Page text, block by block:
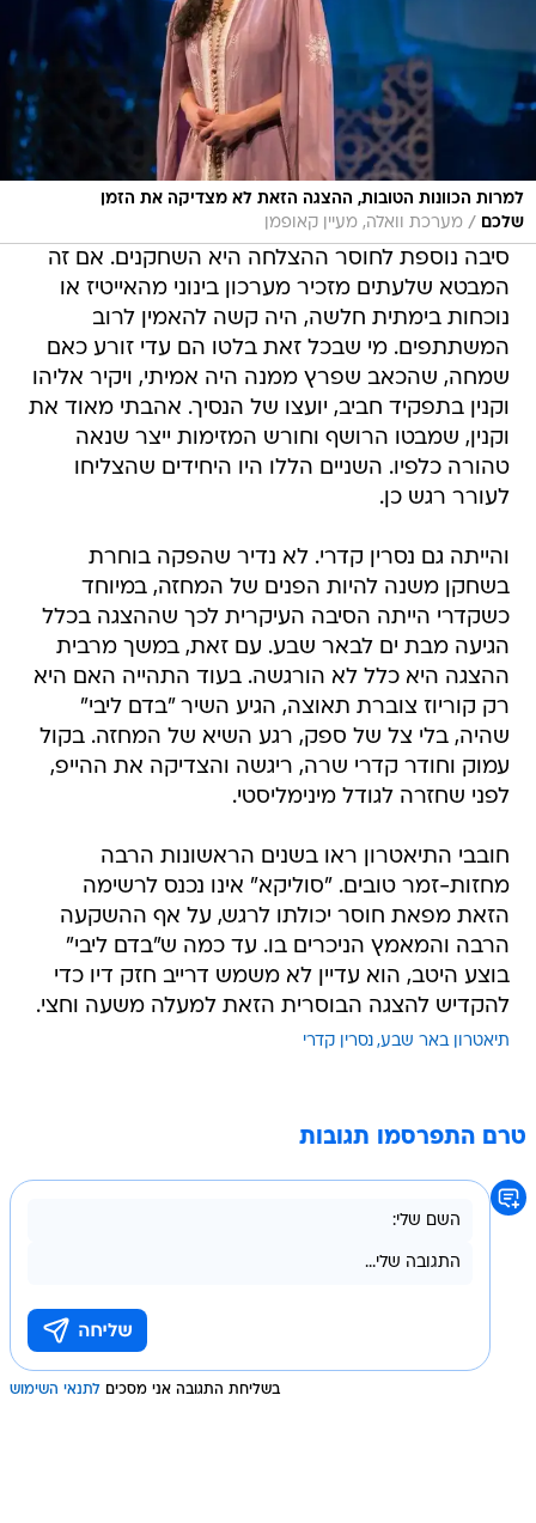
למרות הכוונות הטובות, ההצגה הזאת לא מצדיקה את הזמן
שלכם
/ מערכת וואלה, מעיין קאופמן
סיבה נוספת לחוסר ההצלחה היא השחקנים. אם זה
המבטא שלעתים מזכיר מערכון בינוני מהאייטיז או
נוכחות בימתית חלשה, היה קשה להאמין לרוב
המשתתפים. מי שבכל זאת בלטו הם עדי זורע כאם
שמחה, שהכאב שפרץ ממנה היה אמיתי, ויקיר אליהו
וקנין בתפקיד חביב, יועצו של הנסיך. אהבתי מאוד את
וקנין, שמבטו הרושף וחורש המזימות ייצר שנאה
טהורה כלפיו. השניים הללו היו היחידים שהצליחו
לעורר רגש כן.
והייתה גם נסרין קדרי. לא נדיר שהפקה בוחרת
בשחקן משנה להיות הפנים של המחזה, במיוחד
כשקדרי הייתה הסיבה העיקרית לכך שההצגה בכלל
הגיעה מבת ים לבאר שבע. עם זאת, במשך מרבית
ההצגה היא כלל לא הורגשה. בעוד התהייה האם היא
רק קוריוז צוברת תאוצה, הגיע השיר "בדם ליבי"
שהיה, בלי צל של ספק, רגע השיא של המחזה. בקול
עמוק וחודר קדרי שרה, ריגשה והצדיקה את ההייפ,
לפני שחזרה לגודל מינימליסטי.
חובבי התיאטרון ראו בשנים הראשונות הרבה
מחזות-זמר טובים. "סוליקא" אינו נכנס לרשימה
הזאת מפאת חוסר יכולתו לרגש, על אף ההשקעה
הרבה והמאמץ הניכרים בו. עד כמה ש"בדם ליבי"
בוצע היטב, הוא עדיין לא משמש דרייב חזק דיו כדי
להקדיש להצגה הבוסרית הזאת למעלה משעה וחצי.
תיאטרון באר שבע נסרין קדרי
טרם התפרסמו תגובות
בשליחת התגובה אני מסכים לתנאי השימוש